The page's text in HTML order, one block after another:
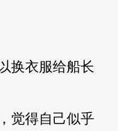
换衣服给船长
觉得自己似乎